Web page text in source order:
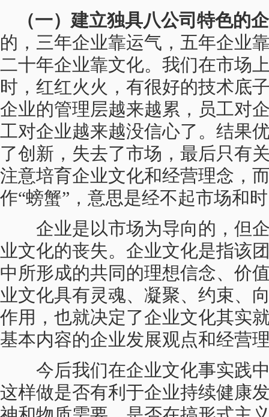
（一）建立独具八公司特色的
的，三年企业靠运气，五年企业
二十年企业靠文化。我们在市场
时，红红火火，有很好的技术底
企业的管理层越来越累，员工对
工对企业越来越没信心了。结果
了创新，失去了市场，最后只有
注意培育企业文化和经营理念，
作“螃蟹”，意思是经不起市场和
企业是以市场为导向的，但
业文化的丧失。企业文化是指该
中所形成的共同的理想信念、价
业文化具有灵魂、凝聚、约束、
作用，也就决定了企业文化其实
基本内容的企业发展观点和经营
今后我们在企业文化事实践
这样做是否有利于企业持续健康